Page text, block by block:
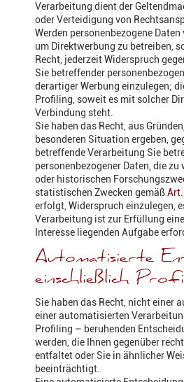
Verarbeitung dient der
oder Verteidigung von
Werden personenbezogene
um Direktwerbung zu betreiben,
Recht, jederzeit Widerspruch
Sie betreffender
derartiger Werbung einzulegen;
Profiling, soweit es mit solcher
Verbindung steht.
Sie haben das Recht, aus
besonderen Situation ergeben,
betreffende Verarbeitung Sie
personenbezogener Daten, die
oder historischen
statistischen Zwecken gemäß
erfolgt, Widerspruch einzulegen,
Verarbeitung ist zur Erfüllung
Interesse liegenden Aufgabe
Automatisierte
einschließlich
Sie haben das Recht, nicht einer
einer automatisierten
Profiling – beruhenden
werden, die Ihnen gegenüber
entfaltet oder Sie in ähnlicher
beeinträchtigt.